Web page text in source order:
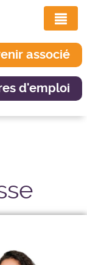
associé
d'emploi